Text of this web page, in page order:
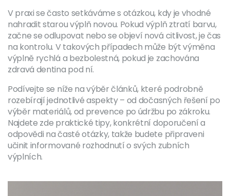
V praxi se často setkáváme s otázkou, kdy je vhodné
nahradit starou výplň novou. Pokud výplň ztratí barvu,
začne se odlupovat nebo se objeví nová citlivost, je čas
na kontrolu. V takových případech může být výměna
výplně rychlá a bezbolestná, pokud je zachována
zdravá dentina pod ní.
Podívejte se níže na výběr článků, které podrobně
rozebírají jednotlivé aspekty – od dočasných řešení po
výběr materiálů, od prevence po údržbu po zákroku.
Najdete zde praktické tipy, konkrétní doporučení a
odpovědi na časté otázky, takže budete připraveni
učinit informované rozhodnutí o svých zubních
výplních.